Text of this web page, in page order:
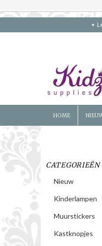
HOME
CATEGORIEËN
Nieuw
Kinderlampen
Muurstickers
Kastknopjes